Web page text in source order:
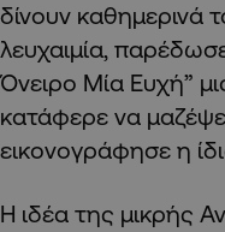
δίνουν καθημερινά
λευχαιμία,
Όνειρο Μία Ευχή”
κατάφερε να
εικονογράφησε η
Η ιδέα της μικρής